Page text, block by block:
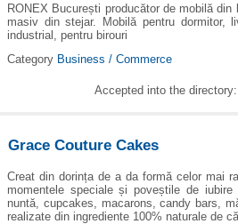
RONEX București producător de mobilă
masiv din stejar. Mobilă pentru dormitor,
industrial, pentru birouri
Category Business / Commerce
Accepted into the
Grace Couture Cakes
Creat din dorința de a da formă celor mai
momentele speciale și poveștile de
nuntă, cupcakes, macarons, candy bars,
realizate din ingrediente 100% naturale de